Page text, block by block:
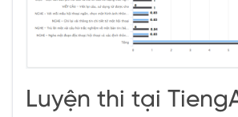
Luyện thi tại